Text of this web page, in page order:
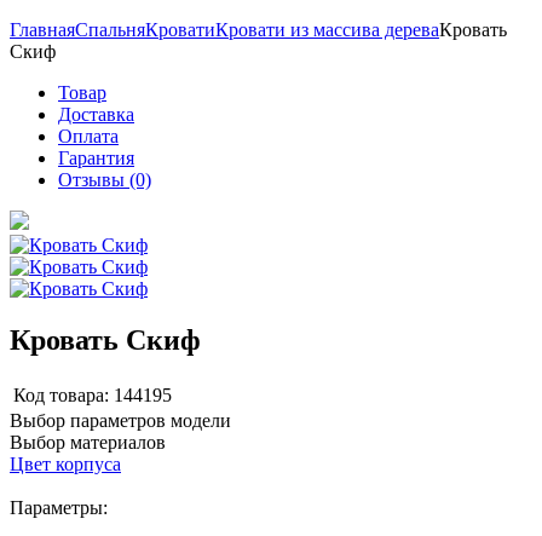
ГлавнаяСпальняКроватиКровати из массива дереваКровать
Скиф
Товар
Доставка
Оплата
Гарантия
Отзывы (0)
Кровать Скиф
Код товара: 144195
Выбор параметров модели
Выбор материалов
Цвет корпуса
Параметры: